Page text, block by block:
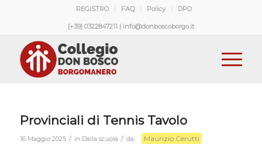
REGISTRO FAQ Policy DPO
[+39] 0322847211 | info@donboscoborgo.it
Provinciali di Tennis Tavolo
16 Maggio 2025 / in Dalla scuola / da Maurizio Cerutti